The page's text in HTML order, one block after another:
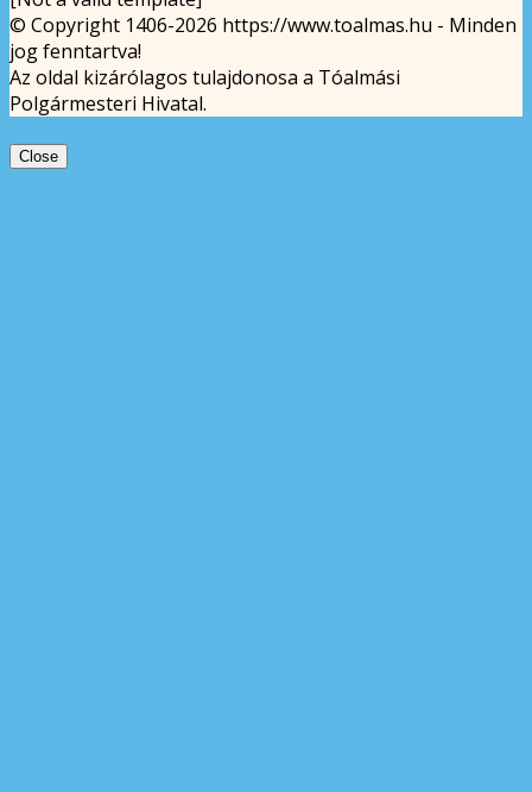
© Copyright 1406-2026 https://www.toalmas.hu - Minden
jog fenntartva!
Az oldal kizárólagos tulajdonosa a Tóalmási
Polgármesteri Hivatal.
Close